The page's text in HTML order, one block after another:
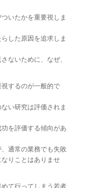
いたかを重要視しま
した原因を追求しま
ないために、なぜ、
するのが一般的で
い研究は評価されま
を評価する傾向があ
通常の業務でも失敗
りことはありませ
て行ってしまう若者